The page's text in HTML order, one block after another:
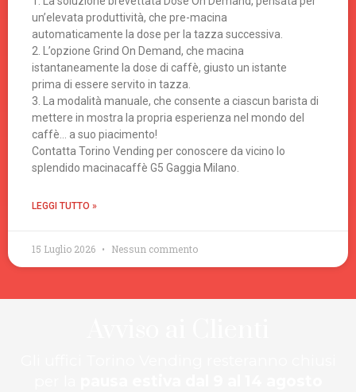
un’elevata produttività, che pre-macina
automaticamente la dose per la tazza successiva.
2. L’opzione Grind On Demand, che macina
istantaneamente la dose di caffè, giusto un istante
prima di essere servito in tazza.
3. La modalità manuale, che consente a ciascun barista di
mettere in mostra la propria esperienza nel mondo del
caffè… a suo piacimento!
Contatta Torino Vending per conoscere da vicino lo
splendido macinacaffè G5 Gaggia Milano.
LEGGI TUTTO »
15 Luglio 2026 Nessun commento